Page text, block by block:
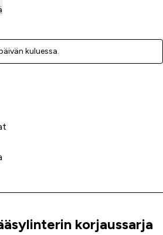
kuluessa.
korjaussarja